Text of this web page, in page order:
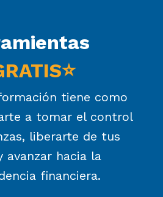
tiene como
a tomar el control
liberarte de tus
avanzar hacia la
financiera.